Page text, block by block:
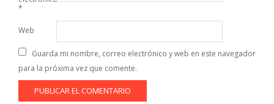
*
Web
Guarda mi nombre, correo electrónico y web en este navegador
para la próxima vez que comente.